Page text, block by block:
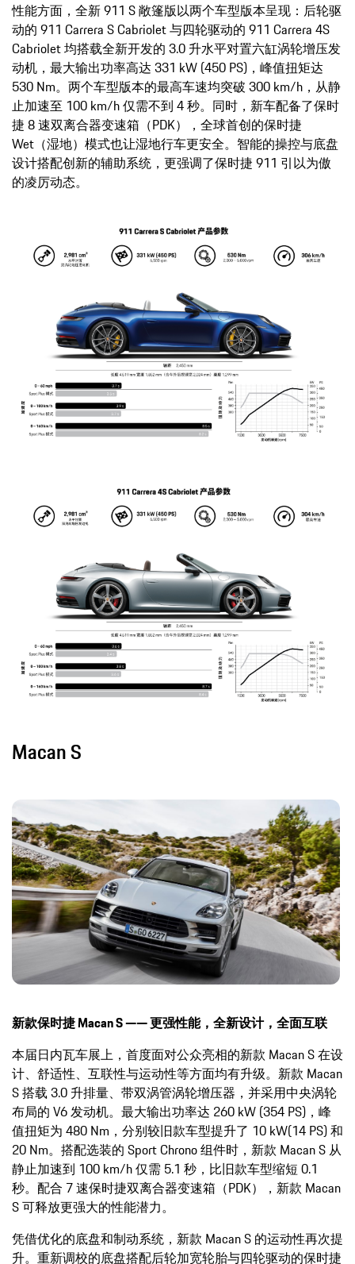
性能方面，全新 911 S 敞篷版以两个车型版本呈现：后轮驱
动的 911 Carrera S Cabriolet 与四轮驱动的 911 Carrera 4S
Cabriolet 均搭载全新开发的 3.0 升水平对置六缸涡轮增压发
动机，最大输出功率高达 331 kW (450 PS)，峰值扭矩达
530 Nm。两个车型版本的最高车速均突破 300 km/h，从静
止加速至 100 km/h 仅需不到 4 秒。同时，新车配备了保时
捷 8 速双离合器变速箱（PDK），全球首创的保时捷
Wet（湿地）模式也让湿地行车更安全。智能的操控与底盘
设计搭配创新的辅助系统，更强调了保时捷 911 引以为傲
的凌厉动态。
Macan S
新款保时捷MacanS—— 更强性能，全新设计，全面互联
本届日内瓦车展上，首度面对公众亮相的新款 Macan S 在设
计、舒适性、互联性与运动性等方面均有升级。新款 Macan
S 搭载 3.0 升排量、带双涡管涡轮增压器，并采用中央涡轮
布局的 V6 发动机。最大输出功率达 260 kW (354 PS)，峰
值扭矩为 480 Nm，分别较旧款车型提升了 10 kW(14 PS) 和
20 Nm。搭配选装的 Sport Chrono 组件时，新款 Macan S 从
静止加速到 100 km/h 仅需 5.1 秒，比旧款车型缩短 0.1
秒。配合 7 速保时捷双离合器变速箱（PDK），新款 Macan
S 可释放更强大的性能潜力。
凭借优化的底盘和制动系统，新款 Macan S 的运动性再次提
升。重新调校的底盘搭配后轮加宽轮胎与四轮驱动的保时捷